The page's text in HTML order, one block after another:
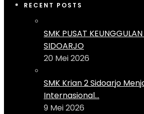
RECENT POSTS
SMK PUSAT
SIDOARJO
20 Mei 2026
SMK Krian 2 Sidoarjo
Internasional...
9 Mei 2026